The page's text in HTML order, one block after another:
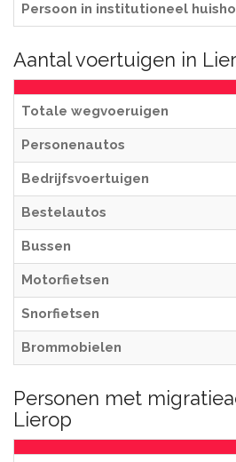
Persoon in institutioneel
Aantal voertuigen in
Totale wegvoeruigen
Personenautos
Bedrijfsvoertuigen
Bestelautos
Bussen
Motorfietsen
Snorfietsen
Brommobielen
Personen met
Lierop